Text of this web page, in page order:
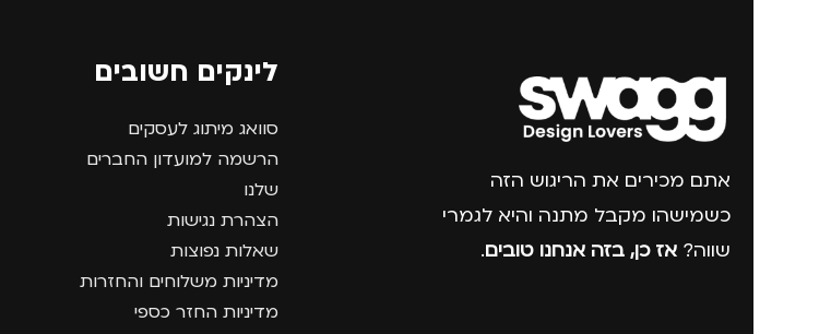
אתם מכירים את הריגוש הזה
כשמישהו מקבל מתנה והיא לגמרי
שווה? אז כן, בזה אנחנו טובים.
לינקים חשובים
סוואג מיתוג לעסקים
הרשמה למועדון החברים
שלנו
הצהרת נגישות
שאלות נפוצות
מדיניות משלוחים והחזרות
מדיניות החזר כספי